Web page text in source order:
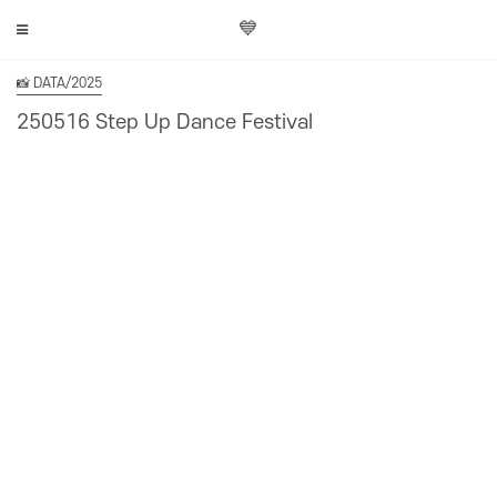
💙
📸 DATA/2025
250516 Step Up Dance Festival